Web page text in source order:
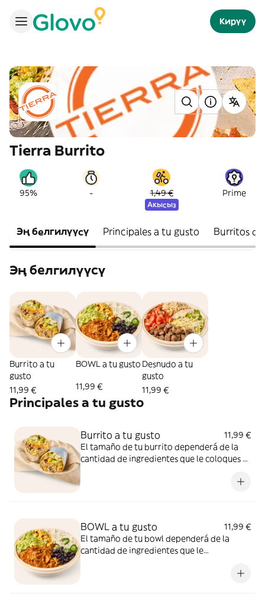
Кирүү
Tierra Burrito
95% - 1,49 €
Акысыз
Prime
Эң белгилүүсү Principales a tu gusto Burritos
Эң белгилүүсү
Burrito a tu
gusto
11,99 €
BOWL a tu gusto
11,99 €
Desnudo a tu
gusto
11,99 €
Principales a tu gusto
Burrito a tu gusto
11,99 €
El tamaño de tu burrito dependerá de la
cantidad de ingredientes que le coloques a
20 ingredientes que tenemos para ti y arma
BOWL a tu gusto
11,99 €
El tamaño de tu bowl dependerá de la
cantidad de ingredientes que le